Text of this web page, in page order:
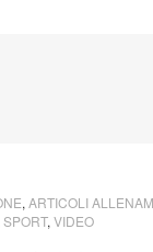
, ARTICOLI
SPORT, VIDEO